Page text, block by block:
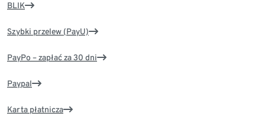
BLIK
Szybki przelew (PayU)
PayPo – zapłać za 30 dni
Paypal
Karta płatnicza